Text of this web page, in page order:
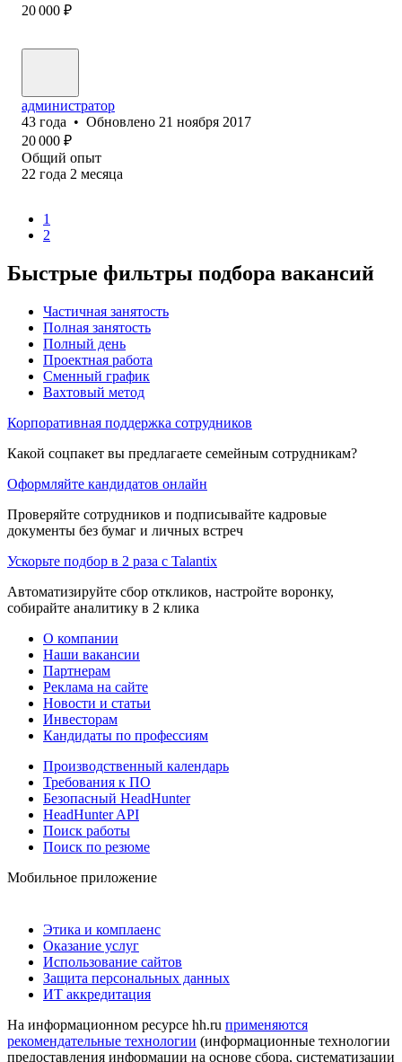
20 000 ₽
администратор
43 года • Обновлено 21 ноября 2017
20 000 ₽
Общий опыт
22 года 2 месяца
1
2
Быстрые фильтры подбора вакансий
Частичная занятость
Полная занятость
Полный день
Проектная работа
Сменный график
Вахтовый метод
Корпоративная поддержка сотрудников
Какой соцпакет вы предлагаете семейным сотрудникам?
Оформляйте кандидатов онлайн
Проверяйте сотрудников и подписывайте кадровые
документы без бумаг и личных встреч
Ускорьте подбор в 2 раза с Talantix
Автоматизируйте сбор откликов, настройте воронку,
собирайте аналитику в 2 клика
О компании
Наши вакансии
Партнерам
Реклама на сайте
Новости и статьи
Инвесторам
Кандидаты по профессиям
Производственный календарь
Требования к ПО
Безопасный HeadHunter
HeadHunter API
Поиск работы
Поиск по резюме
Мобильное приложение
Этика и комплаенс
Оказание услуг
Использование сайтов
Защита персональных данных
ИТ аккредитация
На информационном ресурсе hh.ru применяются
рекомендательные технологии (информационные технологии
предоставления информации на основе сбора, систематизации